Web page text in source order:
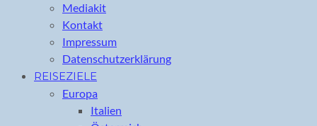
Mediakit
Kontakt
Impressum
Datenschutzerklärung
REISEZIELE
Europa
Italien